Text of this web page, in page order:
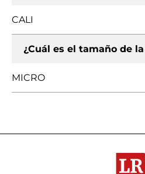
CALI
¿Cuál es el tamaño de
MICRO